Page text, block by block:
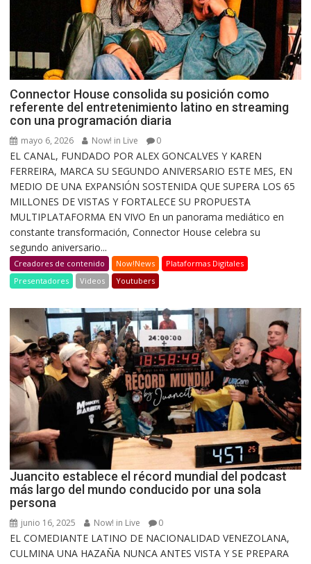
Connector House consolida su posición como
referente del entretenimiento latino en streaming
con una programación diaria
mayo 6, 2026 Now! in Live 0
EL CANAL, FUNDADO POR ALEX GONCALVES Y KAREN
FERREIRA, MARCA SU SEGUNDO ANIVERSARIO ESTE MES, EN
MEDIO DE UNA EXPANSIÓN SOSTENIDA QUE SUPERA LOS 65
MILLONES DE VISTAS Y FORTALECE SU PROPUESTA
MULTIPLATAFORMA EN VIVO En un panorama mediático en
constante transformación, Connector House celebra su
segundo aniversario...
Creadores de contenido Now!News
Plataformas Digitales
Presentadores
Videos Youtubers
Juancito establece el récord mundial del podcast
más largo del mundo conducido por una sola
persona
junio 16, 2025 Now! in Live 0
EL COMEDIANTE LATINO DE NACIONALIDAD VENEZOLANA,
CULMINA UNA HAZAÑA NUNCA ANTES VISTA Y SE PREPARA